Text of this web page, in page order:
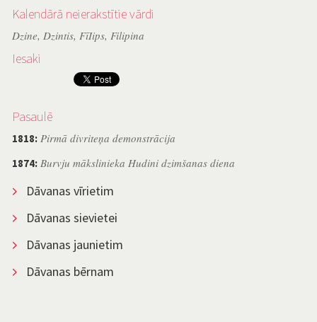
Kalendārā neierakstītie vārdi
Dzine, Dzintis, FīIips, Filipina
Iesaki
Pasaulē
1818: Pirmā divriteņa demonstrācija
1874: Burvju mākslinieka Hudini dzimšanas diena
Dāvanas vīrietim
Dāvanas sievietei
Dāvanas jaunietim
Dāvanas bērnam